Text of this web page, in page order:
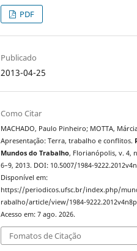
PDF
Publicado
2013-04-25
Como Citar
MACHADO, Paulo Pinheiro; MOTTA,
Apresentação: Terra, trabalho e conflitos.
Mundos do Trabalho, Florianópolis, v. 4,
6–9, 2013. DOI: 10.5007/1984-
Disponível em:
https://periodicos.ufsc.br/index.php/
rabalho/article/view/1984-
Acesso em: 7 ago. 2026.
Fomatos de Citação